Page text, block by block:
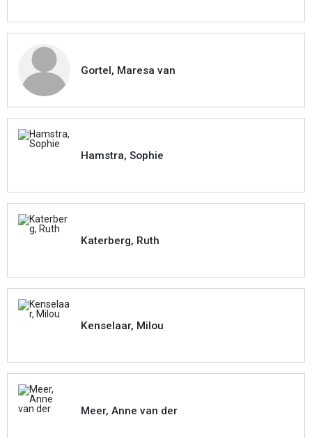
Gortel, Maresa van
Hamstra, Sophie
Katerberg, Ruth
Kenselaar, Milou
Meer, Anne van der